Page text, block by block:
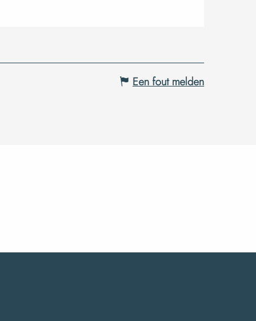
Een fout melden